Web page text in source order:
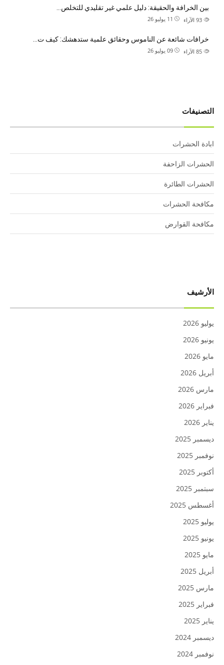
بين الخرافة والحقيقة: دليل علمي غير تقليدي للتخلص…
11 يوليو 26 الآراء
خرافات شائعة عن الناموس وحقائق علمية ستدهشك: كيف ت…
09 يوليو 26 الآراء
التصنيفات
ابادة الحشرات
الحشرات الزاحفة
الحشرات الطائرة
مكافحة الحشرات
مكافحة القوارض
الأرشيف
يوليو 2026
يونيو 2026
مايو 2026
أبريل 2026
مارس 2026
فبراير 2026
يناير 2026
ديسمبر 2025
نوفمبر 2025
أكتوبر 2025
سبتمبر 2025
أغسطس 2025
يوليو 2025
يونيو 2025
مايو 2025
أبريل 2025
مارس 2025
فبراير 2025
يناير 2025
ديسمبر 2024
نوفمبر 2024